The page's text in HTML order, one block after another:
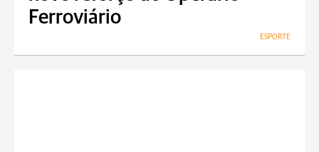
Ferroviário
ESPORTE